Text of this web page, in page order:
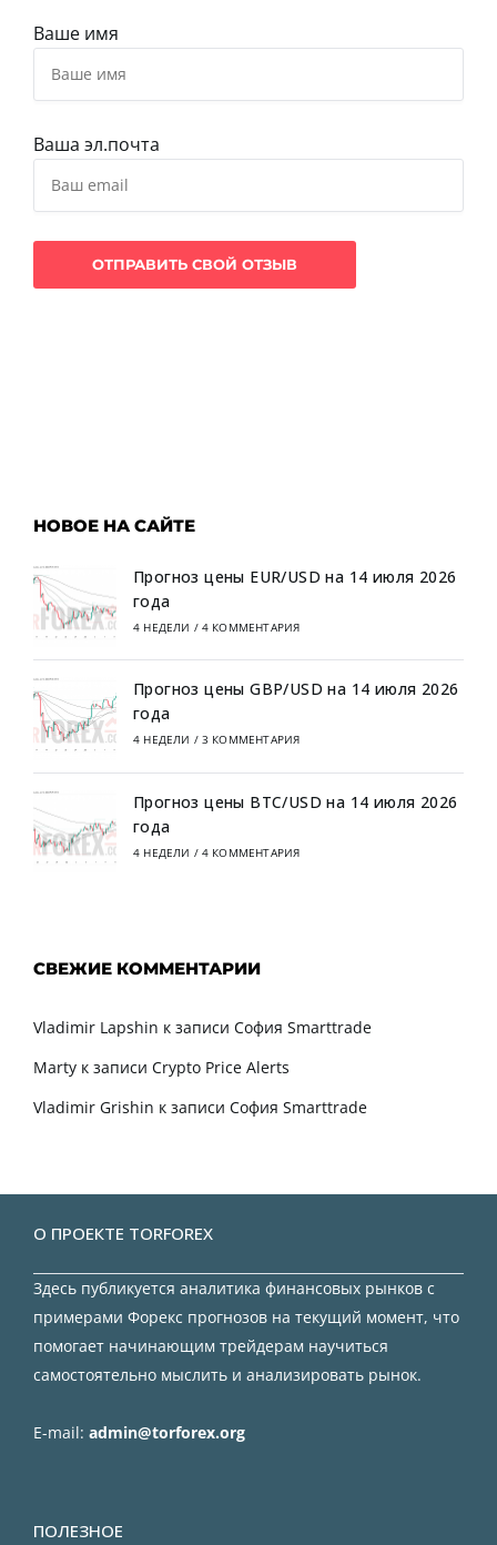
Ваше имя
Ваша эл.почта
НОВОЕ НА САЙТЕ
Прогноз цены EUR/USD на 14 июля 2026
года
4 НЕДЕЛИ / 4 КОММЕНТАРИЯ
Прогноз цены GBP/USD на 14 июля 2026
года
4 НЕДЕЛИ / 3 КОММЕНТАРИЯ
Прогноз цены BTC/USD на 14 июля 2026
года
4 НЕДЕЛИ / 4 КОММЕНТАРИЯ
СВЕЖИЕ КОММЕНТАРИИ
Vladimir Lapshin к записи София Smarttrade
Marty к записи Crypto Price Alerts
Vladimir Grishin к записи София Smarttrade
О ПРОЕКТЕ TORFOREX
Здесь публикуется аналитика финансовых рынков с
примерами Форекс прогнозов на текущий момент, что
помогает начинающим трейдерам научиться
самостоятельно мыслить и анализировать рынок.
E-mail: admin@torforex.org
ПОЛЕЗНОЕ